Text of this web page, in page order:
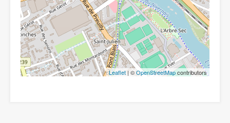
Leaflet | ©OpenStreetMapcontributors